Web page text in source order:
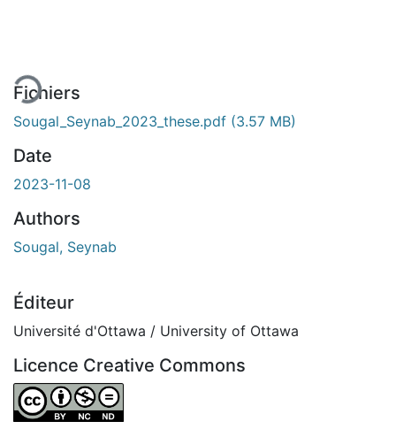
Fichiers
Sougal_Seynab_2023_these.pdf (3.57 MB)
Date
2023-11-08
Authors
Sougal, Seynab
Éditeur
Université d'Ottawa / University of Ottawa
Licence Creative Commons
Attribution-NonCommercial-NoDerivatives 4.0